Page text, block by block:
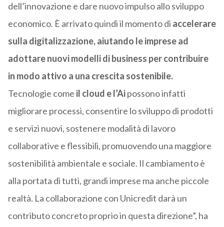
dell’innovazione e dare nuovo impulso allo sviluppo
economico. È arrivato quindi il momento di accelerare
sulla digitalizzazione, aiutando le imprese ad
adottare nuovi modelli di business per contribuire
in modo attivo a una crescita sostenibile.
Tecnologie come il cloud e l’Aipossono infatti
migliorare processi, consentire lo sviluppo di prodotti
e servizi nuovi, sostenere modalità di lavoro
collaborative e flessibili, promuovendo una maggiore
sostenibilità ambientale e sociale. Il cambiamento è
alla portata di tutti, grandi imprese ma anche piccole
realtà. La collaborazione con Unicredit darà un
contributo concreto proprio in questa direzione”, ha